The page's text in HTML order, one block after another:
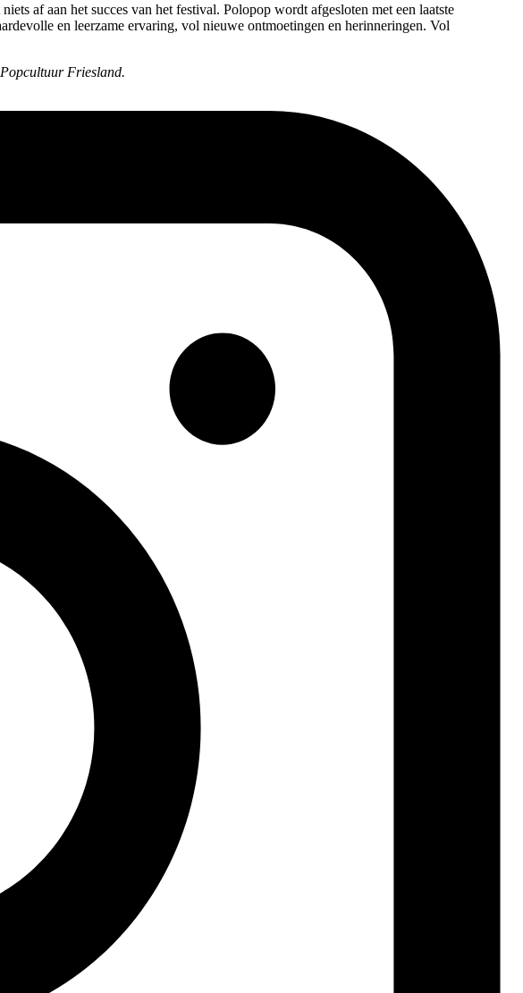
af aan het succes van het festival. Polopop wordt afgesloten met een laatste
en leerzame ervaring, vol nieuwe ontmoetingen en herinneringen. Vol
Friesland.